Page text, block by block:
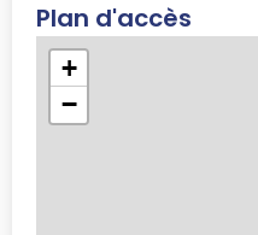
Plan d'accès
+
−